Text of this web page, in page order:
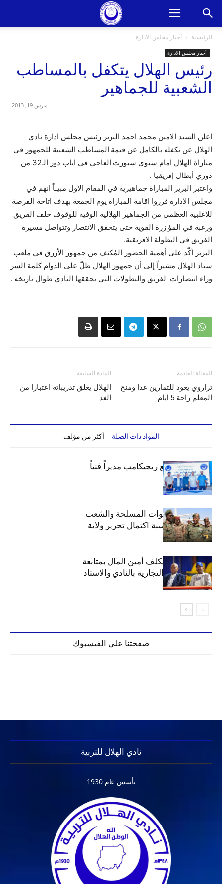
الرئيسية أخبار مجلس الادارة
أخبار مجلس الادارة
رئيس الهلال يتكفل بالمساطب
الشعبية للجماهير
مارس 19, 2013
اعلن السيد الامين محمد احمد البرير رئيس مجلس ادارة نادي
الهلال عن تكفله بالكامل عن قيمة المساطب الشعبية للجمهور في
مباراة الهلال امام سيوي سبورت العاجي في اياب دور الـ32 من
دوري أبطال إفريقيا .
واعتبر البرير المباراة جماهيرية في المقام الاول مبيناً انهم في
مجلس الادارة قرروا اقامة المباراة يوم الجمعة بهدف اتاحة الفرصة
للاغلبية العظمى من الجماهير الهلالية الوفية للوقوف خلف الفريق
ورغبة في المؤازرة القوية حتى يتحقق الانتصار وتتواصل مسيرة
الفريق في البطولة الافريقية.
البرير أكّد على أهمية الحضور المُكثف من جمهور الأزرق في ملعب
ستاد الهلال مشيراً إلى أن جمهور الهلال ظلّ على الدوام كلمة السر
وراء انتصارات الفريق والبطولات التي يحققها النادي طوال تاريخه .
المادة السابقة
الهلال يغلق تدريباته اعتبارا من
الغد
المقالة القادمة
تراروي يعود للتمارين غدا ومنح
المعلم راحة 5 ايام
المواد ذات الصلة أكثر من مؤلف
الهلال يتعاقد مع ريجيكامب مديراً فنياً
الهلال يهنئ القوات المسلحة والشعب
السوداني بمناسبة اكتمال تحرير ولاية
الخرطوم
مجلس الهلال يكلف أمين المال بمتابعة
ملف المحلات التجارية بالنادي والاستاد
صفحتنا على الفيسبوك
نادي الهلال للتربية
تأسس عام 1930